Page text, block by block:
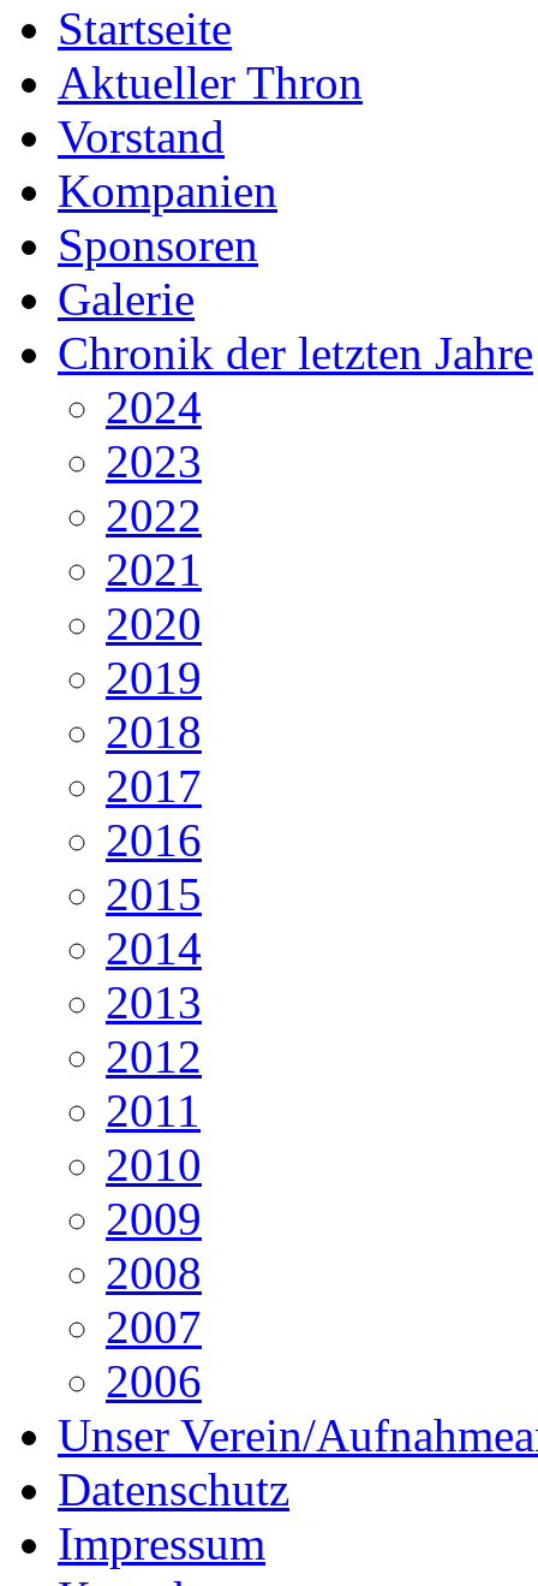
Startseite
Aktueller Thron
Vorstand
Kompanien
Sponsoren
Galerie
Chronik der letzten Jahre
2024
2023
2022
2021
2020
2019
2018
2017
2016
2015
2014
2013
2012
2011
2010
2009
2008
2007
2006
Unser Verein/
Datenschutz
Impressum